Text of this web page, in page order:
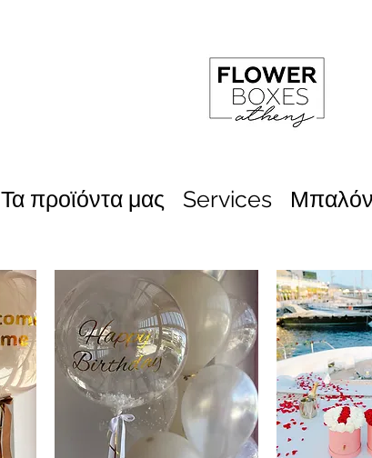
Τα προϊόντα μας Services